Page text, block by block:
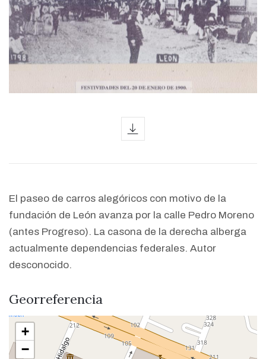
El paseo de carros alegóricos con motivo de la
fundación de León avanza por la calle Pedro Moreno
(antes Progreso). La casona de la derecha alberga
actualmente dependencias federales. Autor
desconocido.
Georreferencia
+
−